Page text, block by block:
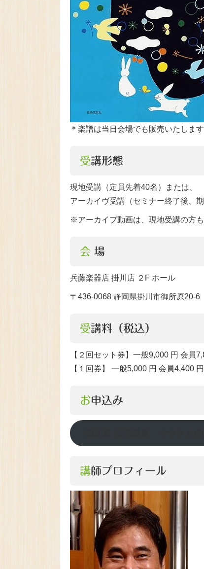
＊楽譜は当日会場でも販売いたします
受講形態
現地受講（定員先着40名）または、
アーカイヴ受講（セミナー終了後、期
※アーカイブ動画は、現地受講の方
会 場
兵藤楽器店 掛川店 ２F ホール
〒436-0068 静岡県掛川市御所原20-
受講料（税込）
【２回セット券】一般9,000 円 会員
【１回券】 一般5,000 円 会員4,400 円
お申込み
講師プロフィール